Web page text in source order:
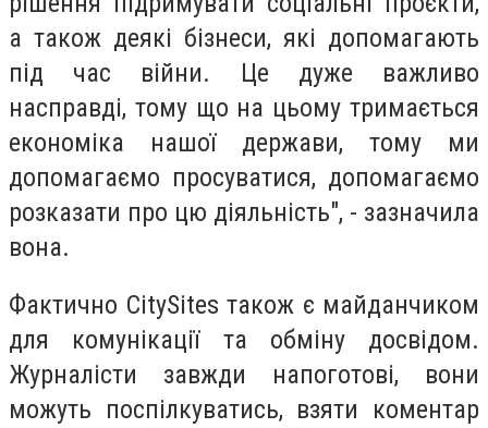
а також деякі бізнеси, які допомагають
під час війни. Це дуже важливо
насправді, тому що на цьому тримається
економіка нашої держави, тому ми
допомагаємо просуватися, допомагаємо
розказати про цю діяльність", - зазначила
вона.
Фактично CitySites також є майданчиком
для комунікації та обміну досвідом.
Журналісти завжди напоготові, вони
можуть поспілкуватись, взяти коментар